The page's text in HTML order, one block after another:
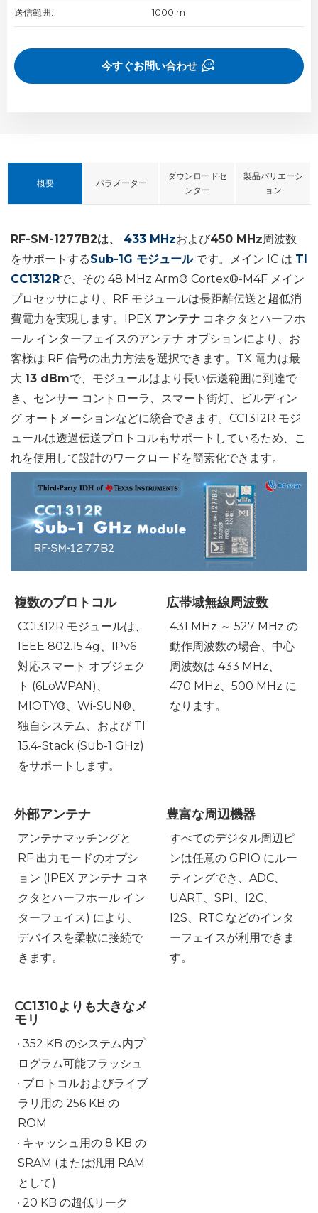
送信範囲: 1000 m
今すぐお問い合わせ
概要 パラメーター
ダウンロードセ
ンター
製品バリエーシ
ョン
RF-SM-1277B2は、 433 MHzおよび450 MHz周波数
をサポートするSub-1G モジュールです。メイン IC は TI
CC1312Rで、その 48 MHz Arm® Cortex®-M4F メイン
プロセッサにより、RF モジュールは長距離伝送と超低消
費電力を実現します。IPEX アンテナ コネクタとハーフホ
ール インターフェイスのアンテナ オプションにより、お
客様は RF 信号の出力方法を選択できます。TX 電力は最
大 13 dBmで、モジュールはより長い伝送範囲に到達で
き、センサー コントローラ、スマート街灯、ビルディン
グ オートメーションなどに統合できます。CC1312R モジ
ュールは透過伝送プロトコルもサポートしているため、こ
れを使用して設計のワークロードを簡素化できます。
複数のプロトコル
CC1312R モジュールは、
IEEE 802.15.4g、IPv6
対応スマート オブジェク
ト (6LoWPAN)、
MIOTY®、Wi-SUN®、
独自システム、および TI
15.4-Stack (Sub-1 GHz)
をサポートします。
広帯域無線周波数
431 MHz ～ 527 MHz の
動作周波数の場合、中心
周波数は 433 MHz、
470 MHz、500 MHz に
なります。
外部アンテナ
アンテナマッチングと
RF 出力モードのオプシ
ョン (IPEX アンテナ コネ
クタとハーフホール イン
ターフェイス) により、
デバイスを柔軟に接続で
きます。
豊富な周辺機器
すべてのデジタル周辺ピ
ンは任意の GPIO にルー
ティングでき、ADC、
UART、SPI、I2C、
I2S、RTC などのインタ
ーフェイスが利用できま
す。
CC1310よりも大きなメ
モリ
· 352 KB のシステム内プ
ログラム可能フラッシュ
· プロトコルおよびライブ
ラリ用の 256 KB の
ROM
· キャッシュ用の 8 KB の
SRAM (または汎用 RAM
として)
· 20 KB の超低リーク